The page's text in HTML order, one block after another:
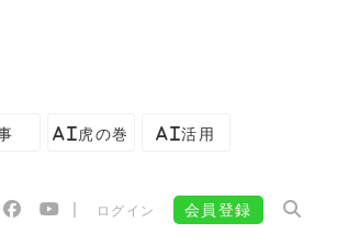
AI虎の巻 AI活用
ログイン 会員登録